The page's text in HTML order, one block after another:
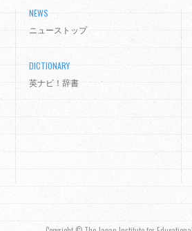
NEWS
ニューストップ
DICTIONARY
英ナビ！辞書